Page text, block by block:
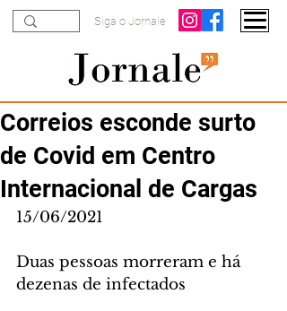
Siga o Jornale
Correios esconde surto
de Covid em Centro
Internacional de Cargas
15/06/2021
Duas pessoas morreram e há
dezenas de infectados